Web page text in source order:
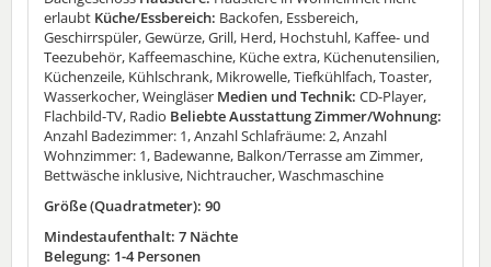
erlaubt Küche/Essbereich: Backofen, Essbereich,
Geschirrspüler, Gewürze, Grill, Herd, Hochstuhl, Kaffee- und
Teezubehör, Kaffeemaschine, Küche extra, Küchenutensilien,
Küchenzeile, Kühlschrank, Mikrowelle, Tiefkühlfach, Toaster,
Wasserkocher, Weingläser Medien und Technik: CD-Player,
Flachbild-TV, Radio Beliebte Ausstattung Zimmer/Wohnung:
Anzahl Badezimmer: 1, Anzahl Schlafräume: 2, Anzahl
Wohnzimmer: 1, Badewanne, Balkon/Terrasse am Zimmer,
Bettwäsche inklusive, Nichtraucher, Waschmaschine
Größe (Quadratmeter): 90
Mindestaufenthalt: 7 Nächte
Belegung: 1-4 Personen